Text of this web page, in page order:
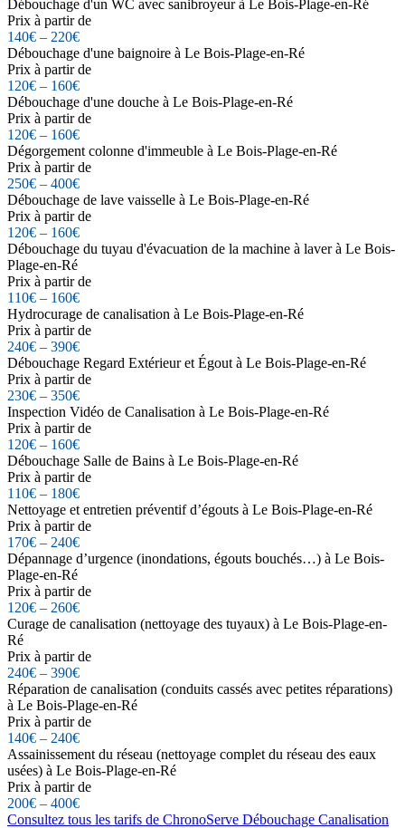
Débouchage d'un WC avec sanibroyeur à Le Bois-Plage-en-Ré
Prix à partir de
140€ – 220€
Débouchage d'une baignoire à Le Bois-Plage-en-Ré
Prix à partir de
120€ – 160€
Débouchage d'une douche à Le Bois-Plage-en-Ré
Prix à partir de
120€ – 160€
Dégorgement colonne d'immeuble à Le Bois-Plage-en-Ré
Prix à partir de
250€ – 400€
Débouchage de lave vaisselle à Le Bois-Plage-en-Ré
Prix à partir de
120€ – 160€
Débouchage du tuyau d'évacuation de la machine à laver à Le Bois-
Plage-en-Ré
Prix à partir de
110€ – 160€
Hydrocurage de canalisation à Le Bois-Plage-en-Ré
Prix à partir de
240€ – 390€
Débouchage Regard Extérieur et Égout à Le Bois-Plage-en-Ré
Prix à partir de
230€ – 350€
Inspection Vidéo de Canalisation à Le Bois-Plage-en-Ré
Prix à partir de
120€ – 160€
Débouchage Salle de Bains à Le Bois-Plage-en-Ré
Prix à partir de
110€ – 180€
Nettoyage et entretien préventif d’égouts à Le Bois-Plage-en-Ré
Prix à partir de
170€ – 240€
Dépannage d’urgence (inondations, égouts bouchés…) à Le Bois-
Plage-en-Ré
Prix à partir de
120€ – 260€
Curage de canalisation (nettoyage des tuyaux) à Le Bois-Plage-en-
Ré
Prix à partir de
240€ – 390€
Réparation de canalisation (conduits cassés avec petites réparations)
à Le Bois-Plage-en-Ré
Prix à partir de
140€ – 240€
Assainissement du réseau (nettoyage complet du réseau des eaux
usées) à Le Bois-Plage-en-Ré
Prix à partir de
200€ – 400€
Consultez tous les tarifs de ChronoServe Débouchage Canalisation